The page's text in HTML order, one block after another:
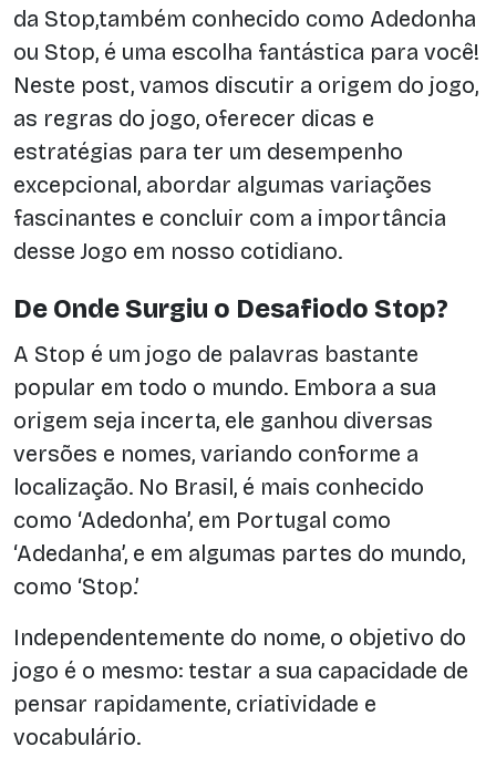
da Stop,também conhecido como Adedonha
ou Stop, é uma escolha fantástica para você!
Neste post, vamos discutir a origem do jogo,
as regras do jogo, oferecer dicas e
estratégias para ter um desempenho
excepcional, abordar algumas variações
fascinantes e concluir com a importância
desse Jogo em nosso cotidiano.
De Onde Surgiu o Desafiodo Stop?
A Stop é um jogo de palavras bastante
popular em todo o mundo. Embora a sua
origem seja incerta, ele ganhou diversas
versões e nomes, variando conforme a
localização. No Brasil, é mais conhecido
como ‘Adedonha’, em Portugal como
‘Adedanha’, e em algumas partes do mundo,
como ‘Stop.’
Independentemente do nome, o objetivo do
jogo é o mesmo: testar a sua capacidade de
pensar rapidamente, criatividade e
vocabulário.